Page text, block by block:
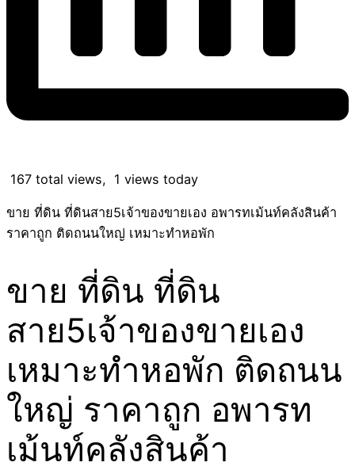
167 total views, 1 views today
ขาย ที่ดิน ที่ดินสาย5เจ้าของขายเอง อพารทเม้นท์คลังสินค้า
ราคาถูก ติดถนนใหญ่ เหมาะทำหอพัก
ขาย ที่ดิน ที่ดิน
สาย5เจ้าของขายเอง
เหมาะทำหอพัก ติดถนน
ใหญ่ ราคาถูก อพารท
เม้นท์คลังสินค้า